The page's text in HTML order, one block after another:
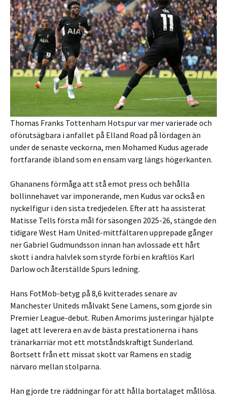
Thomas Franks Tottenham Hotspur var mer varierade och
oförutsägbara i anfallet på Elland Road på lördagen än
under de senaste veckorna, men Mohamed Kudus agerade
fortfarande ibland som en ensam varg längs högerkanten.
Ghananens förmåga att stå emot press och behålla
bollinnehavet var imponerande, men Kudus var också en
nyckelfigur i den sista tredjedelen. Efter att ha assisterat
Matisse Tells första mål för säsongen 2025-26, stängde den
tidigare West Ham United-mittfältaren upprepade gånger
ner Gabriel Gudmundsson innan han avlossade ett hårt
skott i andra halvlek som styrde förbi en kraftlös Karl
Darlow och återställde Spurs ledning.
Hans FotMob-betyg på 8,6 kvitterades senare av
Manchester Uniteds målvakt Sene Lamens, som gjorde sin
Premier League-debut. Ruben Amorims justeringar hjälpte
laget att leverera en av de bästa prestationerna i hans
tränarkarriär mot ett motståndskraftigt Sunderland.
Bortsett från ett missat skott var Ramens en stadig
närvaro mellan stolparna.
Han gjorde tre räddningar för att hålla bortalaget mållösa.